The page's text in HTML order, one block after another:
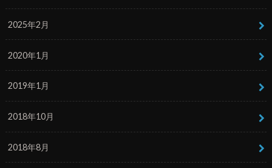
2025年2月
2020年1月
2019年1月
2018年10月
2018年8月